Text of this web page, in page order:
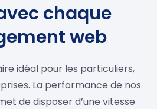
chaque
web
idéal pour les particuliers,
La performance de nos
de disposer d’une vitesse